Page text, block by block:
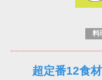
超定番12食